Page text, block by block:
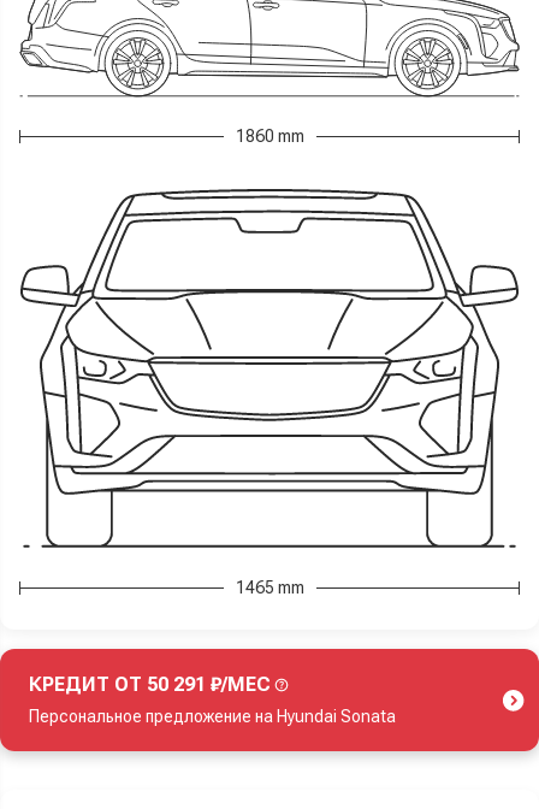
1860 mm
1465 mm
КРЕДИТ ОТ 50 291 ₽/МЕС
Персональное предложение на Hyundai Sonata